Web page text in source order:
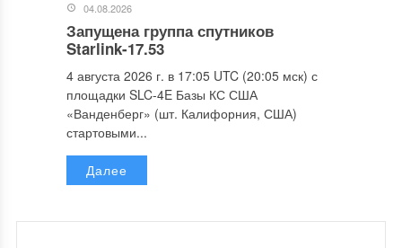
04.08.2026
Запущена группа спутников
Starlink-17.53
4 августа 2026 г. в 17:05 UTC (20:05 мск) с
площадки SLC-4E Базы КС США
«Ванденберг» (шт. Калифорния, США)
стартовыми...
Далее